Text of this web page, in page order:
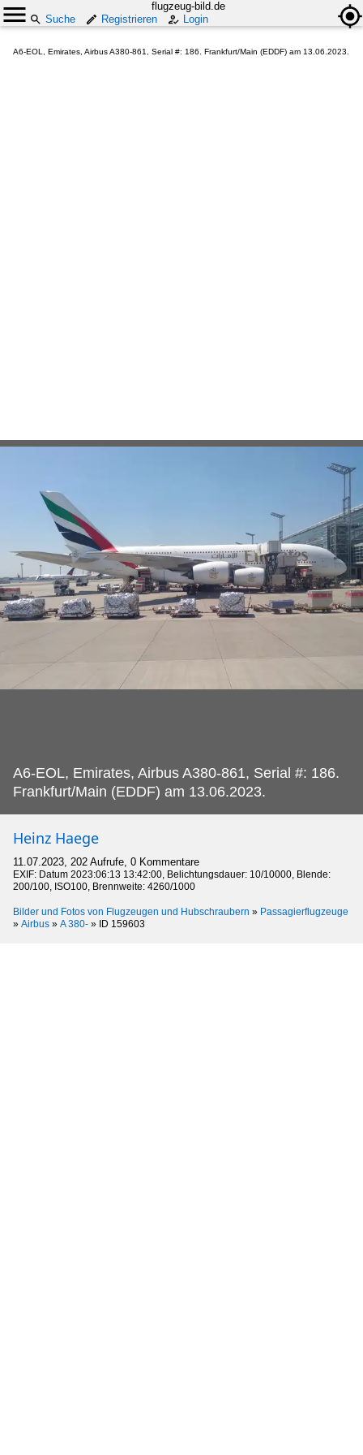
flugzeug-bild.de
Suche
Registrieren Login
A6-EOL, Emirates, Airbus A380-861, Serial #: 186. Frankfurt/Main (EDDF) am 13.06.2023.
A6-EOL, Emirates, Airbus A380-861, Serial #: 186.
Frankfurt/Main (EDDF) am 13.06.2023.
Heinz Haege
11.07.2023, 202 Aufrufe, 0 Kommentare
EXIF: Datum 2023:06:13 13:42:00, Belichtungsdauer: 10/10000, Blende:
200/100, ISO100, Brennweite: 4260/1000
Bilder und Fotos von Flugzeugen und Hubschraubern » Passagierflugzeuge
» Airbus » A 380- » ID 159603